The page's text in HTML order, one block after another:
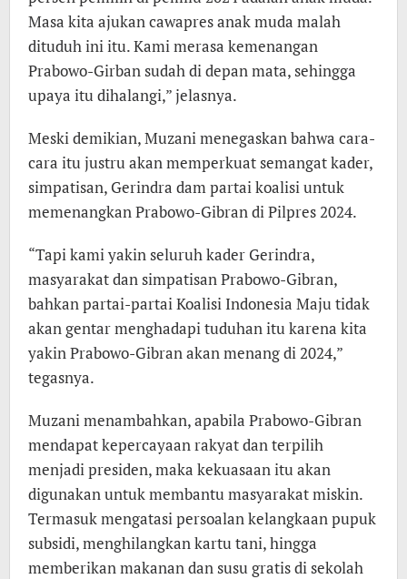
Masa kita ajukan cawapres anak muda malah
dituduh ini itu. Kami merasa kemenangan
Prabowo-Girban sudah di depan mata, sehingga
upaya itu dihalangi,” jelasnya.
Meski demikian, Muzani menegaskan bahwa cara-
cara itu justru akan memperkuat semangat kader,
simpatisan, Gerindra dam partai koalisi untuk
memenangkan Prabowo-Gibran di Pilpres 2024.
“Tapi kami yakin seluruh kader Gerindra,
masyarakat dan simpatisan Prabowo-Gibran,
bahkan partai-partai Koalisi Indonesia Maju tidak
akan gentar menghadapi tuduhan itu karena kita
yakin Prabowo-Gibran akan menang di 2024,”
tegasnya.
Muzani menambahkan, apabila Prabowo-Gibran
mendapat kepercayaan rakyat dan terpilih
menjadi presiden, maka kekuasaan itu akan
digunakan untuk membantu masyarakat miskin.
Termasuk mengatasi persoalan kelangkaan pupuk
subsidi, menghilangkan kartu tani, hingga
memberikan makanan dan susu gratis di sekolah